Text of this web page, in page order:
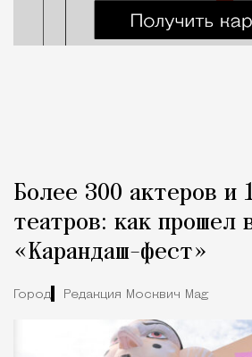
Более 300 актеров и
театров: как прошел
«Карандаш-фест»
Город Редакция Москвич Mag